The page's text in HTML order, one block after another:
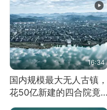
16:34
国内规模最大无人古镇，
花50亿新建的四合院竟